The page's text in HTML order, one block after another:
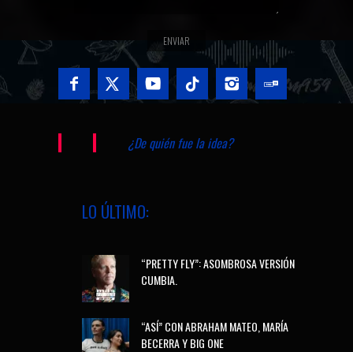
¿De quién fue la idea?
LO ÚLTIMO:
“PRETTY FLY”: ASOMBROSA VERSIÓN
CUMBIA.
“ASÍ” CON ABRAHAM MATEO, MARÍA
BECERRA Y BIG ONE